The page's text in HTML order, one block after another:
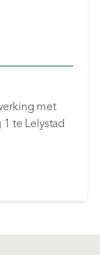
met
te Lelystad